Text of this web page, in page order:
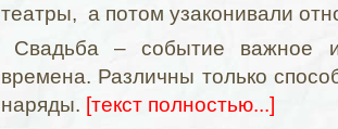
театры, а потом узаконивали
Свадьба – событие важное
времена. Различны только
наряды. [текст полностью...]